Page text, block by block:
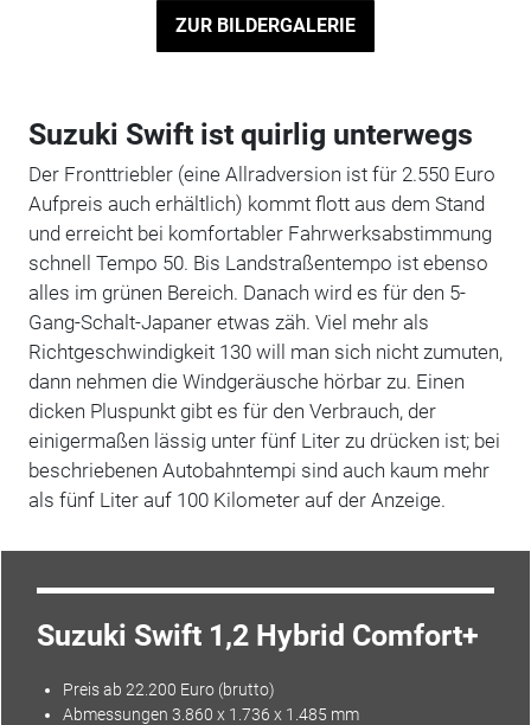
ZUR BILDERGALERIE
Suzuki Swift ist quirlig unterwegs
Der Fronttriebler (eine Allradversion ist für 2.550 Euro
Aufpreis auch erhältlich) kommt flott aus dem Stand
und erreicht bei komfortabler Fahrwerksabstimmung
schnell Tempo 50. Bis Landstraßentempo ist ebenso
alles im grünen Bereich. Danach wird es für den 5-
Gang-Schalt-Japaner etwas zäh. Viel mehr als
Richtgeschwindigkeit 130 will man sich nicht zumuten,
dann nehmen die Windgeräusche hörbar zu. Einen
dicken Pluspunkt gibt es für den Verbrauch, der
einigermaßen lässig unter fünf Liter zu drücken ist; bei
beschriebenen Autobahntempi sind auch kaum mehr
als fünf Liter auf 100 Kilometer auf der Anzeige.
Suzuki Swift 1,2 Hybrid Comfort+
Preis ab 22.200 Euro (brutto)
Abmessungen 3.860 x 1.736 x 1.485 mm